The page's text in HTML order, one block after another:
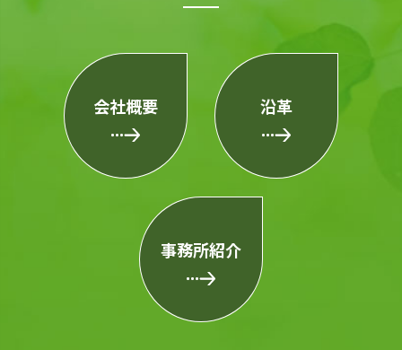
会社概要 沿革
事務所紹介